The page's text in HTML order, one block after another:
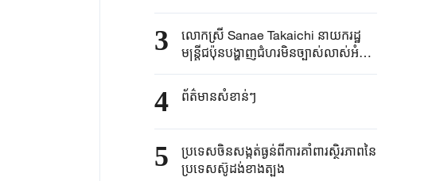
3
លោកស្រី Sanae ​Takaichi ​នាយករដ្ឋ
មន្ត្រី​ជប៉ុន​បង្ហាញជំហរមិន​ច្បាស់​លាស់​អំពី ​
“គោលការណ៍បី​គ្មាននុយក្លេអ៊ែរ​”​
4 ព័ត៌មានសំខាន់ៗ
5
ប្រទេសចិនសង្កត់ធ្ងន់ពីការគាំពារស្ថិរភាពនៃ
ប្រទេសស៊ូដង់ខាងត្បូង